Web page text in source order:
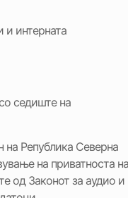
и интерната
седиште на
на Република Северна
на приватноста на
од Законот за аудио и